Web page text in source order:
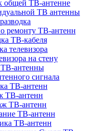
общей ТВ-антенне
ТВ антенны
ремонту ТВ-антенн
ТВ-кабеля
телевизора
на стену
ТВ-антенны
сигнала
ТВ-антенн
ТВ-антенн
ТВ-антенн
ТВ-антенн
ТВ-антенн